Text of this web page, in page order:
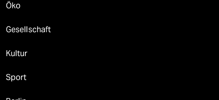
Öko
Gesellschaft
Kultur
Sport